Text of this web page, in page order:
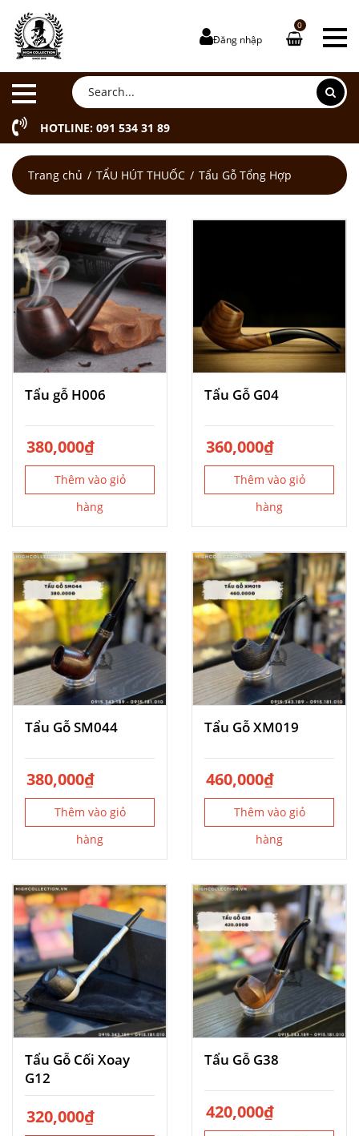
Đăng nhập
0
HOTLINE: 091 534 31 89
Trang chủ TẨU HÚT THUỐC Tẩu Gỗ Tổng Hợp
Tẩu gỗ H006
380,000₫
Thêm vào giỏ
hàng
Tẩu Gỗ G04
360,000₫
Thêm vào giỏ
hàng
Tẩu Gỗ SM044
380,000₫
Thêm vào giỏ
hàng
Tẩu Gỗ XM019
460,000₫
Thêm vào giỏ
hàng
Tẩu Gỗ Cối Xoay
G12
320,000₫
Tẩu Gỗ G38
420,000₫